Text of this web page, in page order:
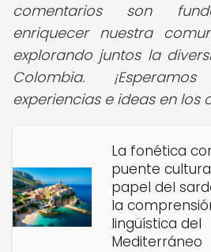
comentarios son
enriquecer nuestra
explorando juntos la
Colombia.
experiencias e ideas en los
La fonética
puente
papel del
la
lingüística del
Mediterráneo